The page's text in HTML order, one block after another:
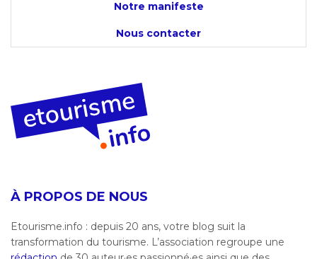
Notre manifeste
Nous contacter
À PROPOS DE NOUS
Etourisme.info : depuis 20 ans, votre blog suit la
transformation du tourisme. L’association regroupe une